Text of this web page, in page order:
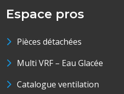
Espace pros
Pièces détachées
Multi VRF – Eau Glacée
Catalogue ventilation